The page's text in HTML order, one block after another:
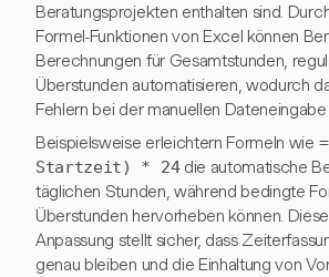
Beratungsprojekten enthalten sind.
Formel-Funktionen von Excel können
Berechnungen für Gesamtstunden,
Überstunden automatisieren, wodurch
Fehlern bei der manuellen
Beispielsweise erleichtern Formeln wie
Startzeit) * 24die automatische
täglichen Stunden, während bedingte
Überstunden hervorheben können.
Anpassung stellt sicher, dass
genau bleiben und die Einhaltung von